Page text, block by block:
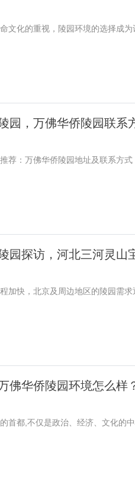
文化的重视，陵园环境的选择成
园，万佛华侨陵园联系
荐：万佛华侨陵园地址及联系方
园探访，河北三河灵山
加快，北京及周边地区的陵园需
佛华侨陵园环境怎么样
首都,不仅是政治、经济、文化的